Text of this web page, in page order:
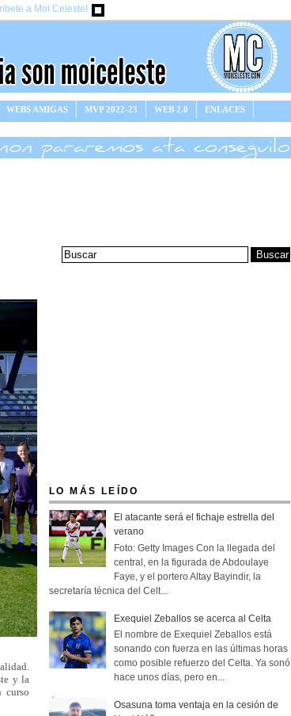
WEBS AMIGAS MVP 2022-23 WEB 2.0
ENLACES
y la
curso
LO MÁS LEÍDO
El atacante será el fichaje estrella del
verano
Foto: Getty Images Con la llegada del
central, en la figurada de Abdoulaye
Faye, y el portero Altay Bayindir, la
secretaría técnica del Celt...
Exequiel Zeballos se acerca al Celta
El nombre de Exequiel Zeballos está
sonando con fuerza en las últimas horas
como posible refuerzo del Celta. Ya sonó
hace unos días, pero en...
Osasuna toma ventaja en la cesión de